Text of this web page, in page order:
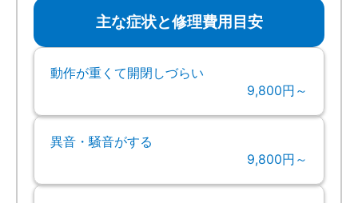
主な症状と修理費用目安
動作が重くて開閉しづらい
9,800円～
異音・騒音がする
9,800円～